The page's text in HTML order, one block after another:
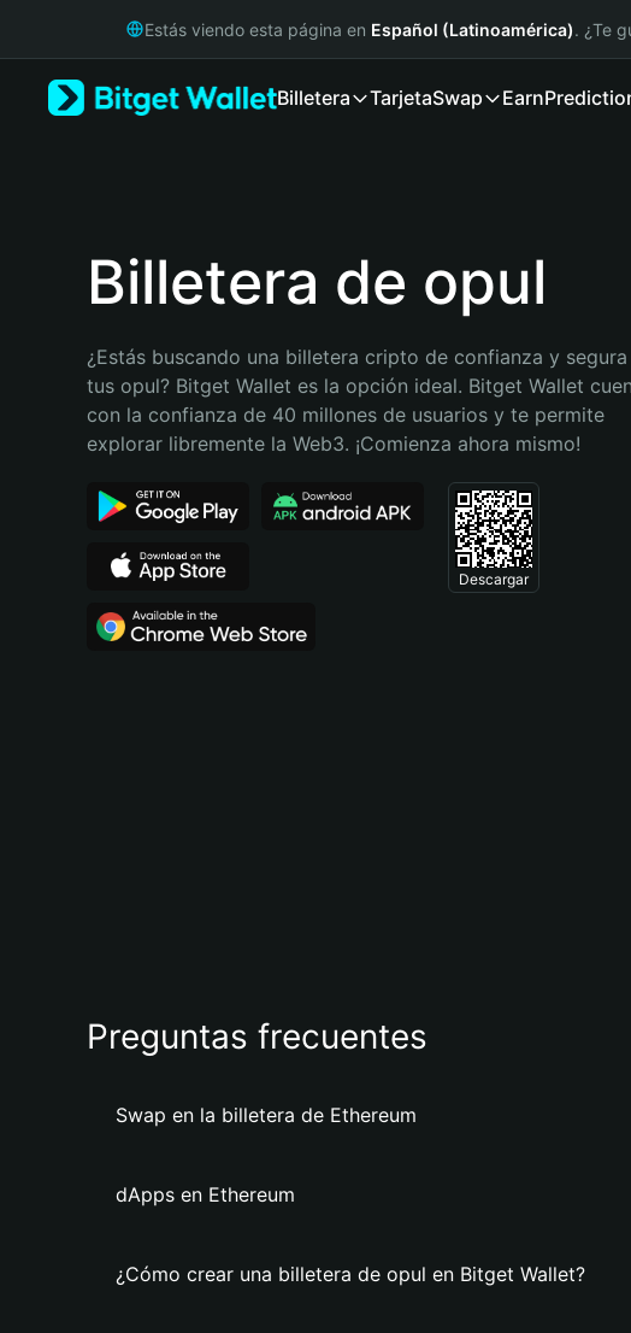
Русский
Bahasa Indonesia
Português (Brasil)
Estás viendo esta página en Español (Latinoamérica). ¿Te
Billetera TarjetaSwap Earn
Billetera de opul
¿Estás buscando una billetera cripto de confianza y
tus opul? Bitget Wallet es la opción ideal. Bitget Wallet
con la confianza de 40 millones de usuarios y te permite
explorar libremente la Web3. ¡Comienza ahora mismo!
Descargar
Preguntas frecuentes
Swap en la billetera de Ethereum
dApps en Ethereum
¿Cómo crear una billetera de opul en Bitget Wallet?